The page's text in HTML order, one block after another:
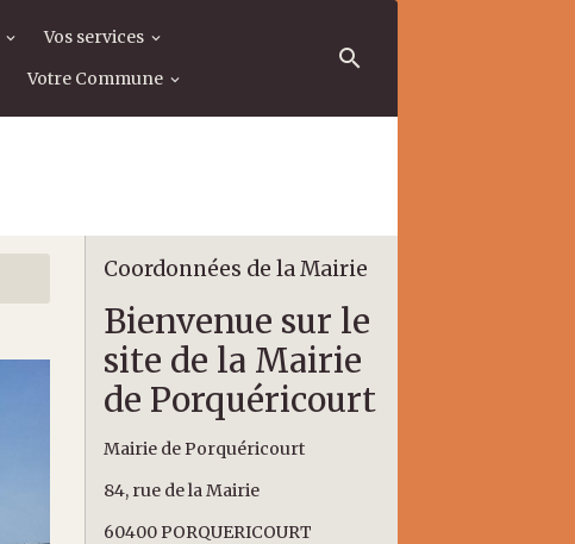
Vos services
Votre Commune
Coordonnées de la Mairie
Bienvenue sur le
site de la Mairie
de Porquéricourt
Mairie de Porquéricourt
84, rue de la Mairie
60400 PORQUERICOURT